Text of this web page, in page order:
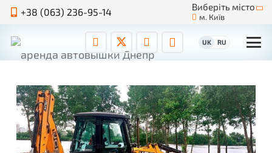
+38 (063) 236-95-14 Виберіть місто
м. Київ
UK RU